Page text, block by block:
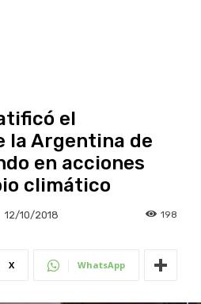
el
la Argentina de
en acciones
climático
12/10/2018 198
X WhatsApp